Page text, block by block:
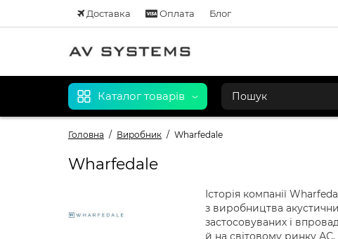
Доставка Оплата Блог
Каталог товарів
Головна Виробник Wharfedale
Wharfedale
Історія компанії
з виробництва
застосовуваних і
й на світовому ринку